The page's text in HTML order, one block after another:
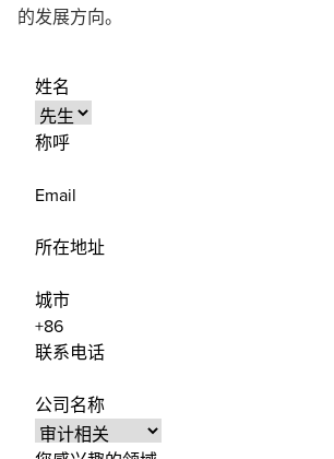
的发展方向。
姓名
称呼
Email
所在地址
城市
联系电话
公司名称